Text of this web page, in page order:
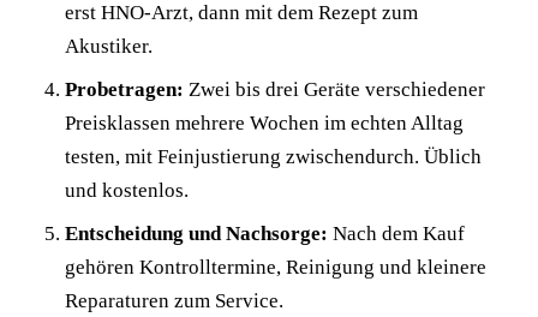
erst HNO-Arzt, dann mit dem Rezept zum
Akustiker.
Probetragen: Zwei bis drei Geräte verschiedener
Preisklassen mehrere Wochen im echten Alltag
testen, mit Feinjustierung zwischendurch. Üblich
und kostenlos.
Entscheidung und Nachsorge: Nach dem Kauf
gehören Kontrolltermine, Reinigung und kleinere
Reparaturen zum Service.